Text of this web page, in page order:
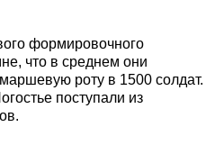
формировочного
что в среднем они
роту в 1500 солдат.
поступали из